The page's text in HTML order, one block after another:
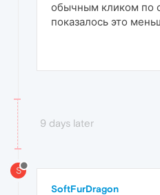
обычным кликом по
показалось это
9 days later
S
SoftFurDragon